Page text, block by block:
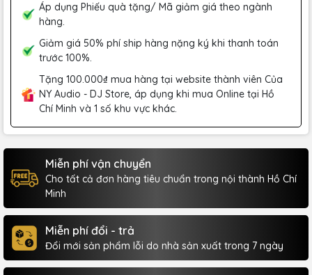
Áp dụng Phiếu quà tặng/ Mã giảm giá theo ngành
hàng.
Giảm giá 50% phí ship hàng nặng ký khi thanh toán
trước 100%.
Tặng 100.000₫ mua hàng tại website thành viên Của
NY Audio - DJ Store, áp dụng khi mua Online tại Hồ
Chí Minh và 1 số khu vực khác.
Miễn phí vận chuyển
Cho tất cả đơn hàng tiêu chuẩn trong nội thành Hồ Chí
Minh
Miễn phí đổi - trả
Đổi mới sản phẩm lỗi do nhà sản xuất trong 7 ngày